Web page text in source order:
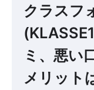
クラスフ
ミ、悪い
メリット